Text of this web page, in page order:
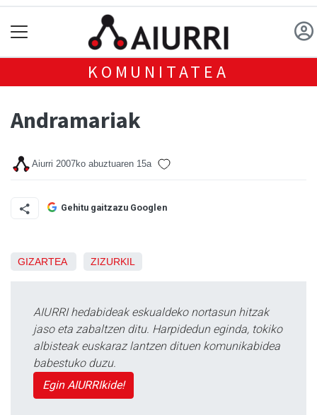
KOMUNITATEA
Andramariak
Aiurri 2007ko abuztuaren 15a
Gehitu gaitzazu Googlen
GIZARTEA ZIZURKIL
AIURRI hedabideak eskualdeko nortasun hitzak
jaso eta zabaltzen ditu. Harpidedun eginda, tokiko
albisteak euskaraz lantzen dituen komunikabidea
babestuko duzu.
Egin AIURRIkide!